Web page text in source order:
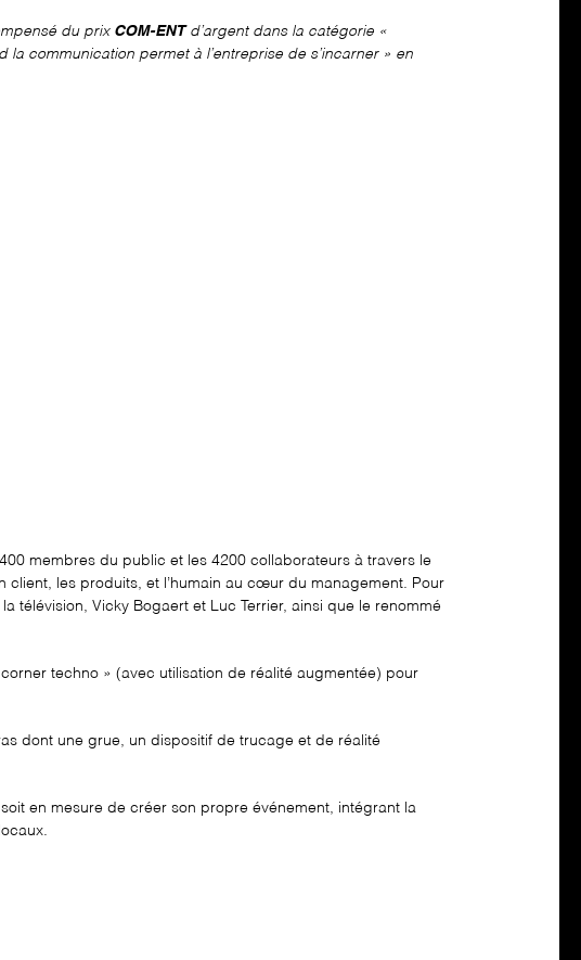
du prix COM-ENTd’argent dans la catégorie «
la communication permet à l’entreprise de s’incarner » en
membres du public et les 4200 collaborateurs à travers le
client, les produits, et l’humain au cœur du management. Pour
télévision, Vicky Bogaert et Luc Terrier, ainsi que le renommé
techno » (avec utilisation de réalité augmentée) pour
dont une grue, un dispositif de trucage et de réalité
en mesure de créer son propre événement, intégrant la